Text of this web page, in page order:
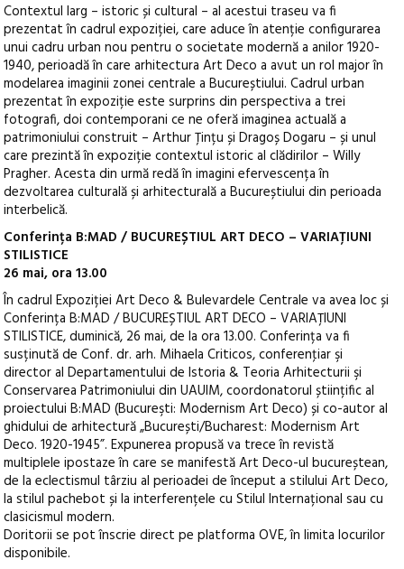
Contextul larg – istoric și cultural – al acestui traseu va fi
prezentat în cadrul expoziției, care aduce în atenție configurarea
unui cadru urban nou pentru o societate modernă a anilor 1920-
1940, perioadă în care arhitectura Art Deco a avut un rol major în
modelarea imaginii zonei centrale a Bucureștiului. Cadrul urban
prezentat în expoziție este surprins din perspectiva a trei
fotografi, doi contemporani ce ne oferă imaginea actuală a
patrimoniului construit – Arthur Țințu și Dragoș Dogaru – și unul
care prezintă în expoziție contextul istoric al clădirilor – Willy
Pragher. Acesta din urmă redă în imagini efervescența în
dezvoltarea culturală și arhitecturală a Bucureștiului din perioada
interbelică.
Conferința B:MAD / BUCUREȘTIUL ART DECO – VARIAȚIUNI
STILISTICE
26 mai, ora 13.00
În cadrul Expoziției Art Deco & Bulevardele Centrale va avea loc și
Conferința B:MAD / BUCUREȘTIUL ART DECO – VARIAȚIUNI
STILISTICE, duminică, 26 mai, de la ora 13.00. Conferința va fi
susținută de Conf. dr. arh. Mihaela Criticos, conferenţiar şi
director al Departamentului de Istoria & Teoria Arhitecturii şi
Conservarea Patrimoniului din UAUIM, coordonatorul științific al
proiectului B:MAD (Bucureşti: Modernism Art Deco) și co-autor al
ghidului de arhitectură „București/Bucharest: Modernism Art
Deco. 1920-1945”. Expunerea propusă va trece în revistă
multiplele ipostaze în care se manifestă Art Deco-ul bucureștean,
de la eclectismul târziu al perioadei de început a stilului Art Deco,
la stilul pachebot și la interferențele cu Stilul Internațional sau cu
clasicismul modern.
Doritorii se pot înscrie direct pe platforma OVE, în limita locurilor
disponibile.